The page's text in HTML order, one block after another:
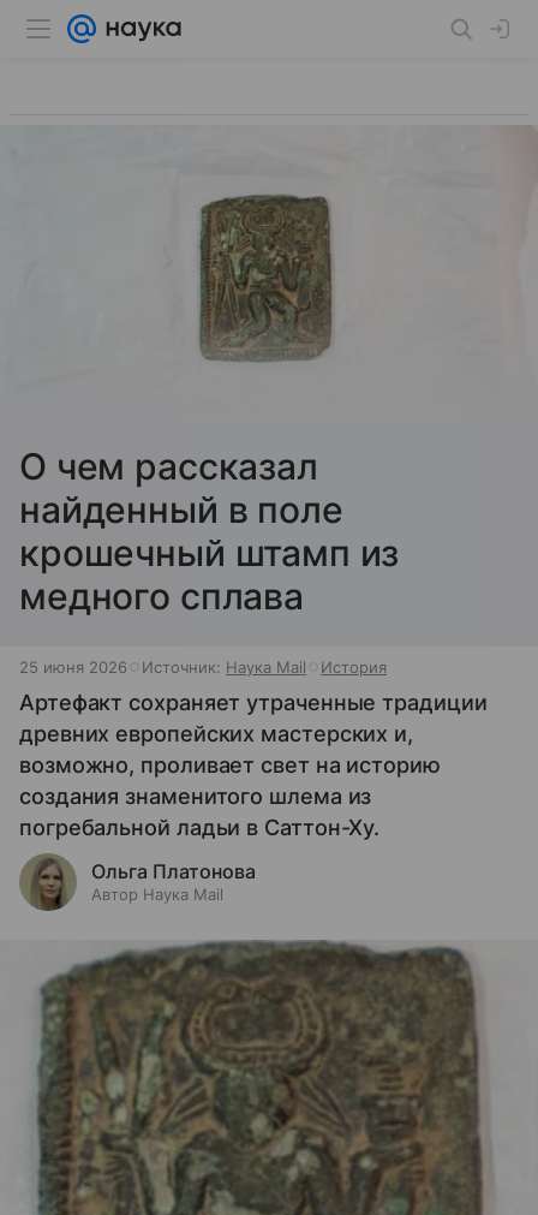
О чем рассказал
найденный в поле
крошечный штамп из
медного сплава
25 июня 2026 Источник: Наука Mail История
Артефакт сохраняет утраченные традиции
древних европейских мастерских и,
возможно, проливает свет на историю
создания знаменитого шлема из
погребальной ладьи в Саттон-Ху.
Ольга Платонова
Автор Наука Mail